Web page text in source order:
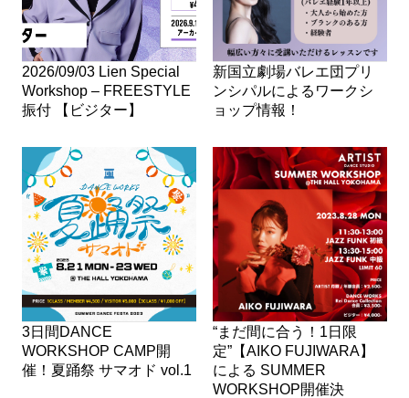
2026/09/03 Lien Special
Workshop – FREESTYLE
振付 【ビジター】
新国立劇場バレエ団プリ
ンシパルによるワークシ
ョップ情報！
3日間DANCE
WORKSHOP CAMP開
催！夏踊祭 サマオド vol.1
“まだ間に合う！1日限
定”【AIKO FUJIWARA】
による SUMMER
WORKSHOP開催決